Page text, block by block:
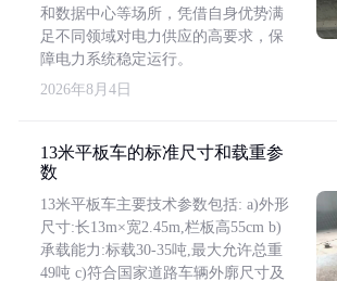
和数据中心等场所，凭借自身优势满
足不同领域对电力供应的高要求，保
障电力系统稳定运行。
2026年8月4日
13米平板车的标准尺寸和载重参
数
13米平板车主要技术参数包括: a)外形
尺寸:长13m×宽2.45m,栏板高55cm b)
承载能力:标载30-35吨,最大允许总重
49吨 c)符合国家道路车辆外廓尺寸及